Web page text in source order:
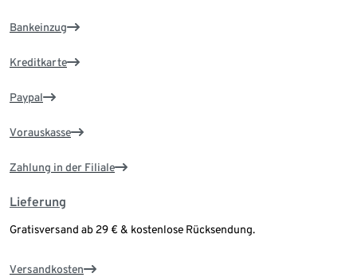
Bankeinzug
Kreditkarte
Paypal
Vorauskasse
Zahlung in der Filiale
Lieferung
Gratisversand ab 29 € & kostenlose Rücksendung.
Versandkosten